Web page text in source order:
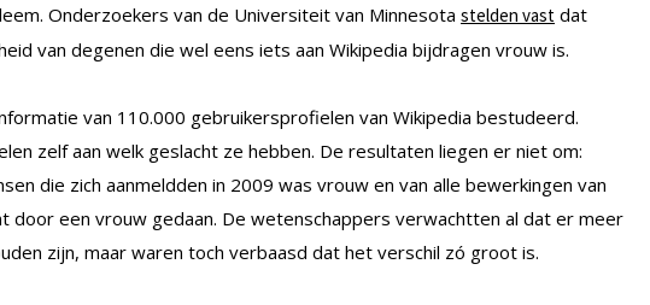
Onderzoekers van de Universiteit van Minnesota stelden vast dat
van degenen die wel eens iets aan Wikipedia bijdragen vrouw is.
van 110.000 gebruikersprofielen van Wikipedia bestudeerd.
zelf aan welk geslacht ze hebben. De resultaten liegen er niet om:
die zich aanmeldden in 2009 was vrouw en van alle bewerkingen van
door een vrouw gedaan. De wetenschappers verwachtten al dat er meer
zijn, maar waren toch verbaasd dat het verschil zó groot is.